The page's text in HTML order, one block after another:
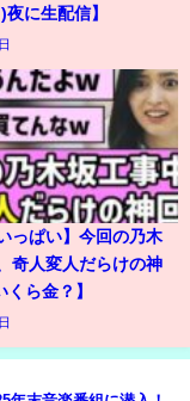
夜に生配信】
っぱい】今回の乃木
奇人変人だらけの神
くら金？】